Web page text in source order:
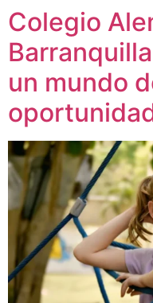
Colegio
un mundo